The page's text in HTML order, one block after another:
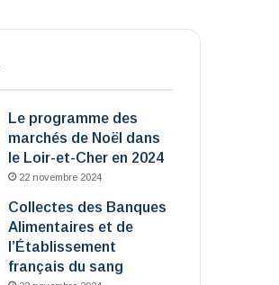
Le programme des
marchés de Noël dans
le Loir-et-Cher en 2024
22 novembre 2024
Collectes des Banques
Alimentaires et de
l’Établissement
français du sang